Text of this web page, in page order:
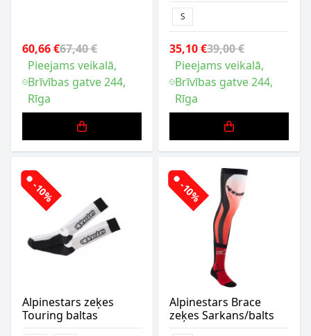
60,66 €67,40 €
Pieejams veikalā,
Brīvības gatve 244,
Rīga
S
35,10 €39,00 €
Pieejams veikalā,
Brīvības gatve 244,
Rīga
-10%
Alpinestars zeķes
Touring baltas
-10%
Alpinestars Brace
zeķes Sarkans/balts